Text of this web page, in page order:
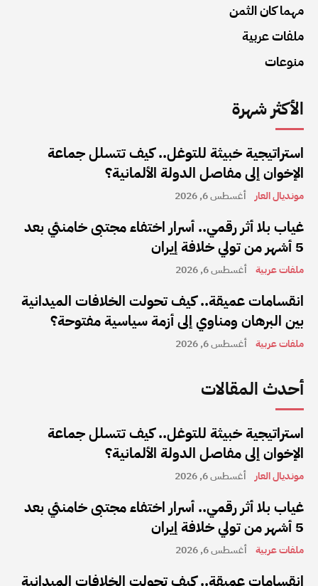
مهما كان الثمن
ملفات عربية
منوعات
الأكثر شهرة
استراتيجية خبيثة للتوغل.. كيف تتسلل جماعة
الإخوان إلى مفاصل الدولة الألمانية؟
مونديال العار أغسطس 6, 2026
غياب بلا أثر رقمي.. أسرار اختفاء مجتبى خامنئي بعد
5 أشهر من تولي خلافة إيران
ملفات عربية أغسطس 6, 2026
انقسامات عميقة.. كيف تحولت الخلافات الميدانية
بين البرهان ومناوي إلى أزمة سياسية مفتوحة؟
ملفات عربية أغسطس 6, 2026
أحدث المقالات
استراتيجية خبيثة للتوغل.. كيف تتسلل جماعة
الإخوان إلى مفاصل الدولة الألمانية؟
مونديال العار أغسطس 6, 2026
غياب بلا أثر رقمي.. أسرار اختفاء مجتبى خامنئي بعد
5 أشهر من تولي خلافة إيران
ملفات عربية أغسطس 6, 2026
انقسامات عميقة.. كيف تحولت الخلافات الميدانية